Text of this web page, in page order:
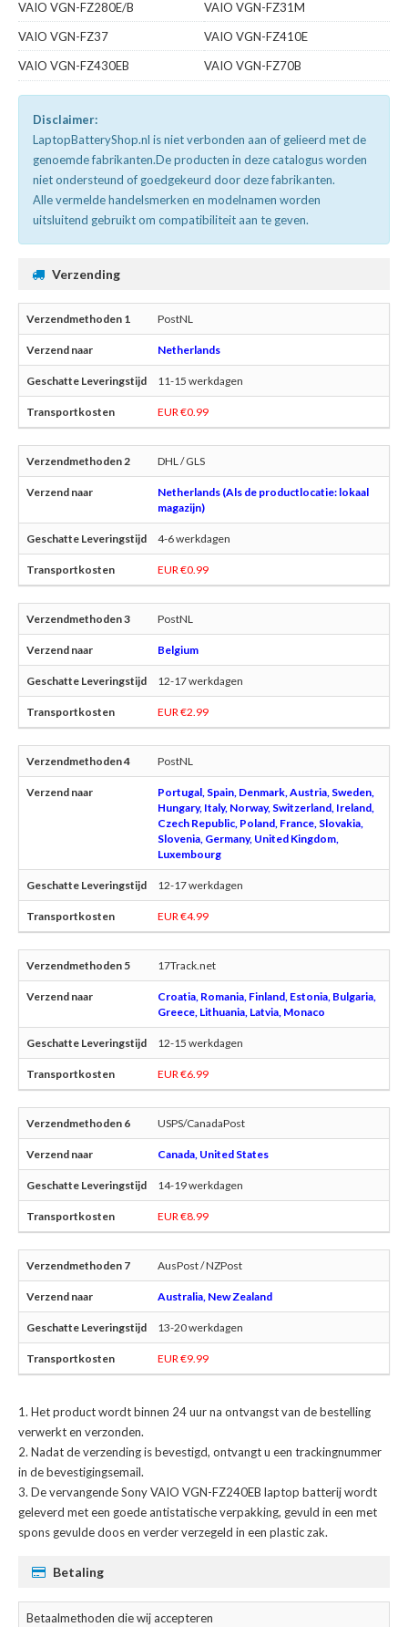
VAIO VGN-FZ280E/B
VAIO VGN-FZ31M
VAIO VGN-FZ37
VAIO VGN-FZ410E
VAIO VGN-FZ430EB
VAIO VGN-FZ70B
Disclaimer:
LaptopBatteryShop.nl is niet verbonden aan of gelieerd met de
genoemde fabrikanten.De producten in deze catalogus worden
niet ondersteund of goedgekeurd door deze fabrikanten.
Alle vermelde handelsmerken en modelnamen worden
uitsluitend gebruikt om compatibiliteit aan te geven.
Verzending
PostNL
Netherlands
11-15 werkdagen
EUR €0.99
DHL / GLS
Netherlands (Als de productlocatie: lokaal
magazijn)
4-6 werkdagen
EUR €0.99
PostNL
Belgium
12-17 werkdagen
EUR €2.99
PostNL
Portugal, Spain, Denmark, Austria, Sweden,
Hungary, Italy, Norway, Switzerland, Ireland,
Czech Republic, Poland, France, Slovakia,
Slovenia, Germany, United Kingdom,
Luxembourg
12-17 werkdagen
EUR €4.99
17Track.net
Croatia, Romania, Finland, Estonia, Bulgaria,
Greece, Lithuania, Latvia, Monaco
12-15 werkdagen
EUR €6.99
USPS/CanadaPost
Canada, United States
14-19 werkdagen
EUR €8.99
AusPost / NZPost
Australia, New Zealand
13-20 werkdagen
EUR €9.99
Het product wordt binnen 24 uur na ontvangst van de bestelling
verwerkt en verzonden.
Nadat de verzending is bevestigd, ontvangt u een trackingnummer
in de bevestigingsemail.
Devervangende Sony VAIO VGN-FZ240EB laptop batterijwordt
geleverd met een goede antistatische verpakking, gevuld in een met
spons gevulde doos en verder verzegeld in een plastic zak.
Betaling
Betaalmethoden die wij accepteren